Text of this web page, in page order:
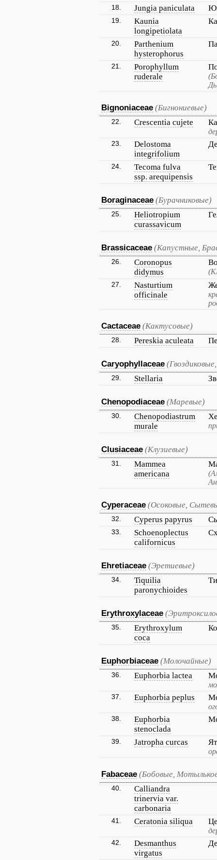
18. Jungia paniculata
19.
Kaunia
longipetiolata
20.
Parthenium
hysterophorus
21.
Porophyllum
ruderale
Bignoniaceae (Бигнониевые)
22. Crescentia cujete
23.
Delostoma
integrifolium
24.
Tecoma fulva
ssp. arequipensis
Boraginaceae (Бурачниковые)
25.
Heliotropium
curassavicum
Brassicaceae (Капустные,
26.
Coronopus
didymus
27.
Nasturtium
officinale
Cactaceae (Кактусовые)
28. Pereskia aculeata
Caryophyllaceae
29. Stellaria
Chenopodiaceae (Маревые)
30.
Chenopodiastrum
murale
Clusiaceae (Клузиевые)
31.
Mammea
americana
Cyperaceae (Осоковые,
32. Cyperus papyrus
33.
Schoenoplectus
californicus
Ehretiaceae (Эретиевые)
34.
Tiquilia
paronychioides
Erythroxylaceae
35.
Erythroxylum
coca
Euphorbiaceae (Молочайные)
36. Euphorbia lactea
37. Euphorbia peplus
38.
Euphorbia
stenoclada
39. Jatropha curcas
Fabaceae (Бобовые,
40.
Calliandra
trinervia var.
carbonaria
41. Ceratonia siliqua
42.
Desmanthus
virgatus